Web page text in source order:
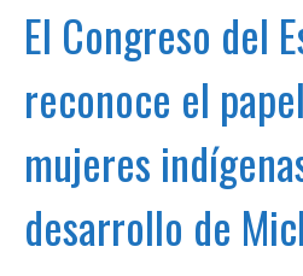
El Congreso del
reconoce el
mujeres
desarrollo de